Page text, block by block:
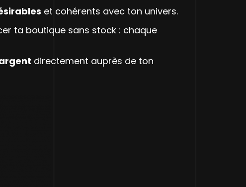
et cohérents avec ton univers.
ta boutique sans stock : chaque
directement auprès de ton